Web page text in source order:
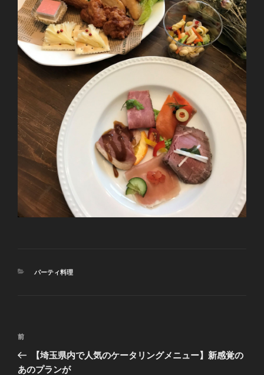
カ
パーティ料理
投
ナ
前
の
投
前
【埼玉県内で人気のケータリングメニュー】新感覚の
あのプランが